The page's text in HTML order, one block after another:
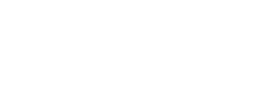
افراد را برآورده می‌کنند. این محصولات شامل